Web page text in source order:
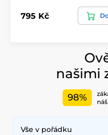
795 Kč
našimi
98%
Vše v pořádku